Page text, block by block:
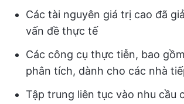
Các tài nguyên giá trị cao đã
vấn đề thực tế
Các công cụ thực tiễn, bao
phân tích, dành cho các nhà
Tập trung liên tục vào nhu cầu